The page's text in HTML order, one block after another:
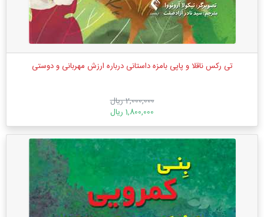
تی رکس ناقلا و پاپی بامزه داستانی درباره ارزش مهربانی و دوستی
2,000,000 ریال
1,800,000 ریال